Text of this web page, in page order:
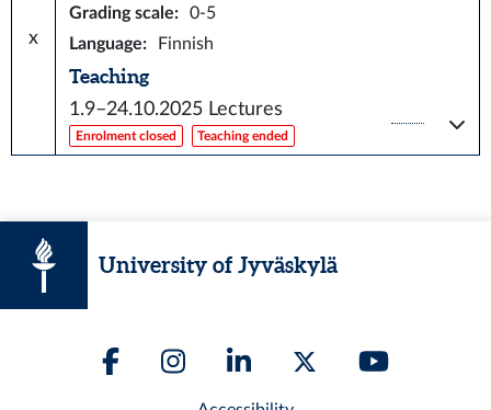
x
Grading scale:
0-5
Language: Finnish
Teaching
1.9–24.10.2025 Lectures
Enrolment closed Teaching ended
University of Jyväskylä